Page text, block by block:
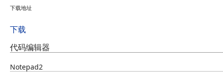
下载地址
下载
代码编辑器
Notepad2